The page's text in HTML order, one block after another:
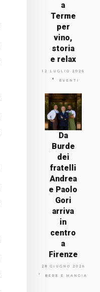
a
Terme
per
vino,
storia
e relax
12 LUGLIO 2026
EVENTI
Da
Burde
dei
fratelli
Andrea
e Paolo
Gori
arriva
in
centro
a
Firenze
28 GIUGNO 2026
BERE E MANGIARE
Via
Arno